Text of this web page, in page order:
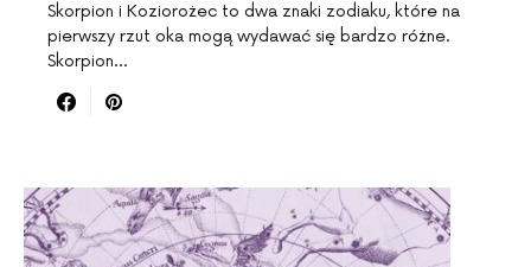
Skorpion i Koziorożec to dwa znaki zodiaku, które na
pierwszy rzut oka mogą wydawać się bardzo różne.
Skorpion…